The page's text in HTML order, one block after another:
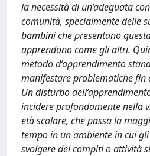
la necessità di un’adeguata
comunità, specialmente delle
bambini che presentano
apprendono come gli altri.
metodo d’apprendimento
manifestare problematiche fin
Un disturbo
incidere profondamente nella
età scolare, che passa la
tempo in un ambiente in cui
svolgere dei compiti o attività